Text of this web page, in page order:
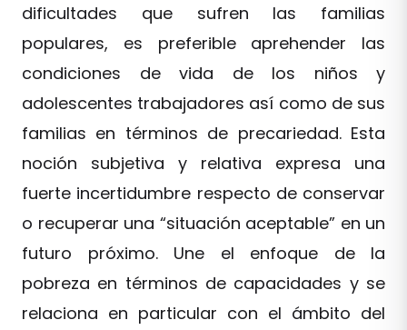
dificultades que sufren las familias
populares, es preferible aprehender las
condiciones de vida de los niños y
adolescentes trabajadores así como de sus
familias en términos de precariedad. Esta
noción subjetiva y relativa expresa una
fuerte incertidumbre respecto de conservar
o recuperar una “situación aceptable” en un
futuro próximo. Une el enfoque de la
pobreza en términos de capacidades y se
relaciona en particular con el ámbito del